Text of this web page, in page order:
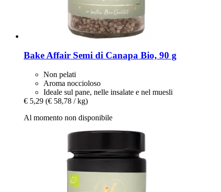
Bake Affair Semi di Canapa Bio, 90 g
Non pelati
Aroma noccioloso
Ideale sul pane, nelle insalate e nel muesli
€ 5,29 (€ 58,78 / kg)
Al momento non disponibile